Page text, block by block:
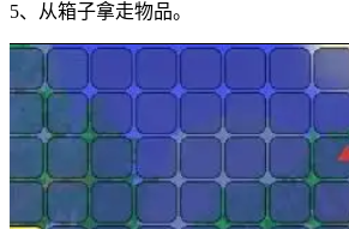
5、从箱子拿走物品。